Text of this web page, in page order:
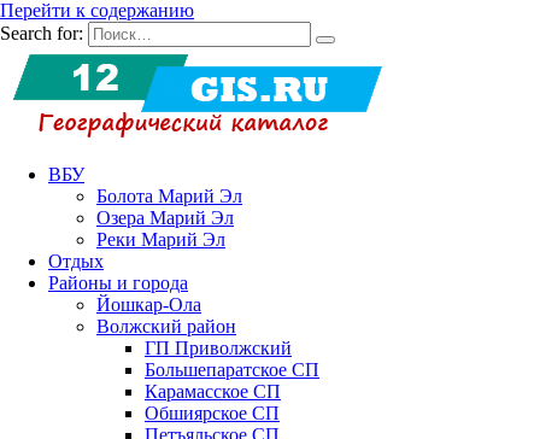
Перейти к содержанию
Search for:
ВБУ
Болота Марий Эл
Озера Марий Эл
Реки Марий Эл
Отдых
Районы и города
Йошкар-Ола
Волжский район
ГП Приволжский
Большепаратское СП
Карамасское СП
Обшиярское СП
Петъяльское СП